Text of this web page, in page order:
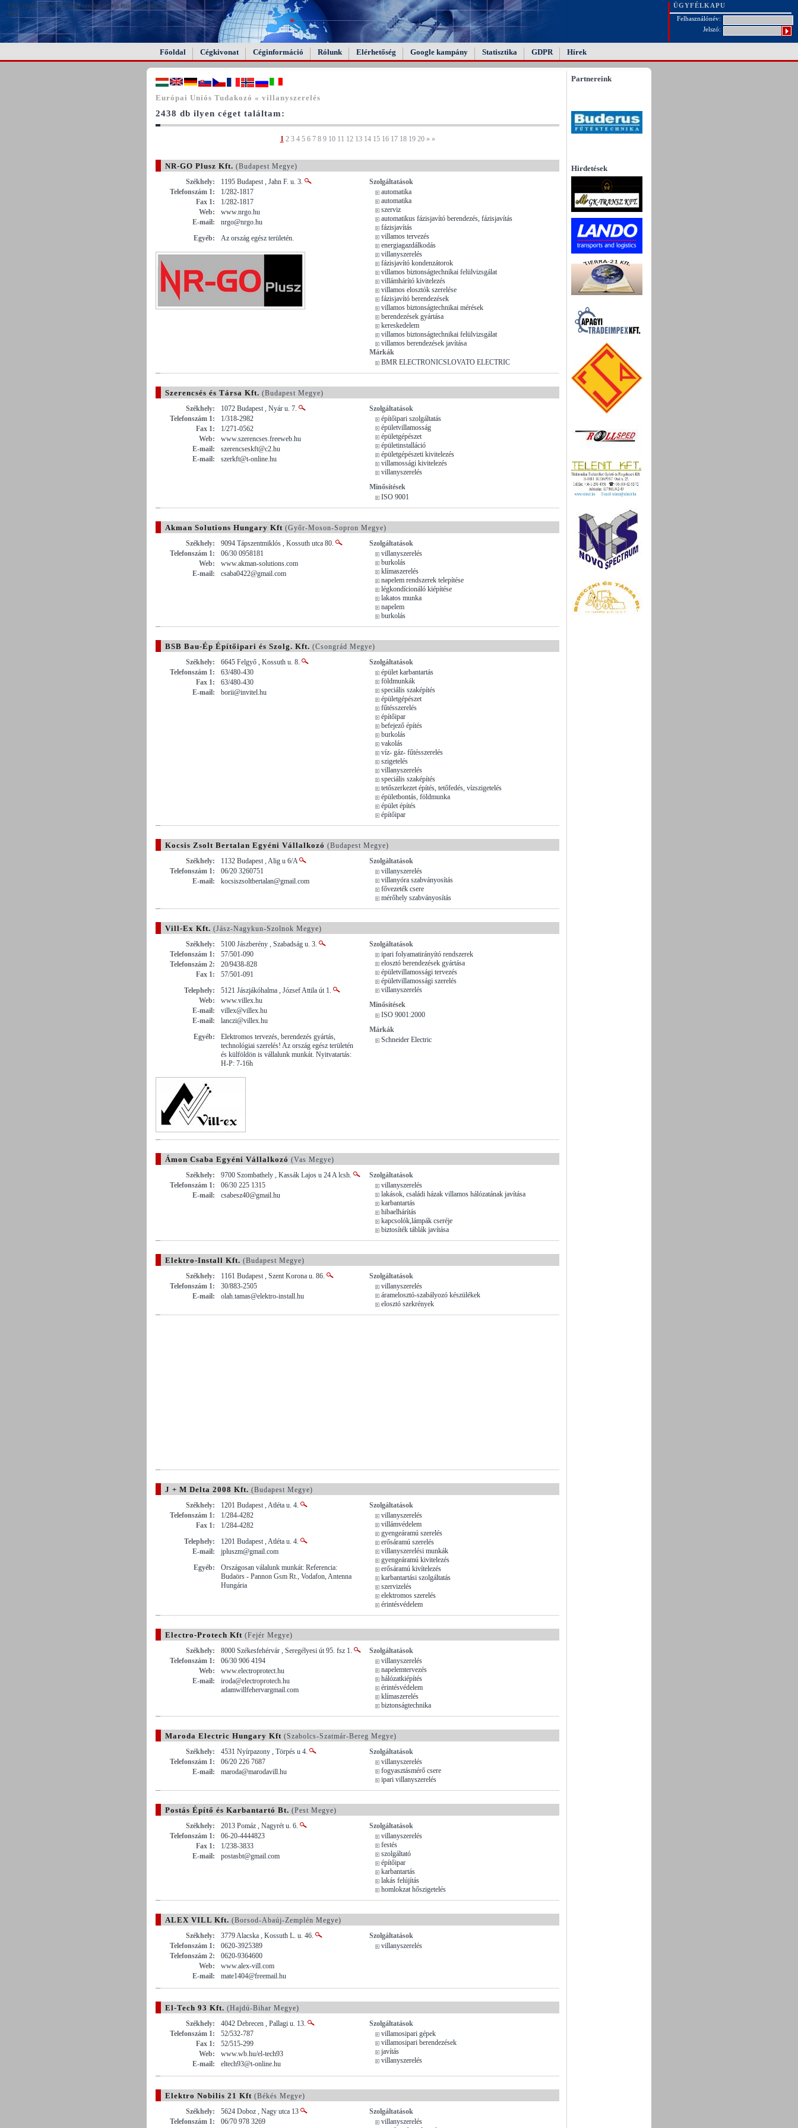
FAIL (the browser should render some flash content, not
this).
ÜGYFÉLKAPU
Felhasználónév:
Jelszó:
Főoldal Cégkivonat Céginformáció Rólunk Elérhetőség Google kampány Statisztika GDPR Hírek
Európai Uniós Tudakozó « villanyszerelés
2438 db ilyen céget találtam:
1 2 3 4 5 6 7 8 9 10 11 12 13 14 15 16 17 18 19 20 » »
NR-GO Plusz Kft. (Budapest Megye)
Székhely:
1195 Budapest , Jahn F. u. 3.
Telefonszám 1:
1/282-1817
Fax 1:
1/282-1817
Web:
www.nrgo.hu
E-mail:
nrgo@nrgo.hu
Egyéb:
Az ország egész területén.
Szolgáltatások
automatika
automatika
szerviz
automatikus fázisjavító berendezés, fázisjavítás
fázisjavítás
villamos tervezés
energiagazdálkodás
villanyszerelés
fázisjavító kondenzátorok
villamos biztonságtechnikai felülvizsgálat
villámhárító kivitelezés
villamos elosztók szerelése
fázisjavító berendezések
villamos biztonságtechnikai mérések
berendezések gyártása
kereskedelem
villamos biztonságtechnikai felülvizsgálat
villamos berendezések javítása
Márkák
BMR ELECTRONICSLOVATO ELECTRIC
Szerencsés és Társa Kft. (Budapest Megye)
Székhely:
1072 Budapest , Nyár u. 7.
Telefonszám 1:
1/318-2982
Fax 1:
1/271-0562
Web:
www.szerencses.freeweb.hu
E-mail:
szerencseskft@c2.hu
E-mail:
szerkft@t-online.hu
Szolgáltatások
építőipari szolgáltatás
épületvillamosság
épületgépészet
épületinstalláció
épületgépészeti kivitelezés
villamossági kivitelezés
villanyszerelés
Minősítések
ISO 9001
Akman Solutions Hungary Kft (Győr-Moson-Sopron Megye)
Székhely:
9094 Tápszentmiklós , Kossuth utca 80.
Telefonszám 1:
06/30 0958181
Web:
www.akman-solutions.com
E-mail:
csaba0422@gmail.com
Szolgáltatások
villanyszerelés
burkolás
klímaszerelés
napelem rendszerek telepítése
légkondícionáló kiépítése
lakatos munka
napelem
burkolás
BSB Bau-Ép Építőipari és Szolg. Kft. (Csongrád Megye)
Székhely:
6645 Felgyő , Kossuth u. 8.
Telefonszám 1:
63/480-430
Fax 1:
63/480-430
E-mail:
borii@invitel.hu
Szolgáltatások
épület karbantartás
földmunkák
speciális szaképítés
épületgépészet
fűtésszerelés
építőipar
befejező építés
burkolás
vakolás
víz- gáz- fűtésszerelés
szigetelés
villanyszerelés
speciális szaképítés
tetőszerkezet építés, tetőfedés, vízszigetelés
épületbontás, földmunka
épület építés
építőipar
Kocsis Zsolt Bertalan Egyéni Vállalkozó (Budapest Megye)
Székhely:
1132 Budapest , Alig u 6/A
Telefonszám 1:
06/20 3260751
E-mail:
kocsiszsoltbertalan@gmail.com
Szolgáltatások
villanyszerelés
villanyóra szabványosítás
fővezeték csere
mérőhely szabványosítás
Vill-Ex Kft. (Jász-Nagykun-Szolnok Megye)
Székhely:
5100 Jászberény , Szabadság u. 3.
Telefonszám 1:
57/501-090
Telefonszám 2:
20/9438-828
Fax 1:
57/501-091
Telephely:
5121 Jászjákóhalma , József Attila út 1.
Web:
www.villex.hu
E-mail:
villex@villex.hu
E-mail:
lanczi@villex.hu
Egyéb:
Elektromos tervezés, berendezés gyártás,
technológiai szerelés! Az ország egész területén
és külföldön is vállalunk munkát. Nyitvatartás:
H-P: 7-16h
Szolgáltatások
ipari folyamatirányító rendszerek
elosztó berendezések gyártása
épületvillamossági tervezés
épületvillamossági szerelés
villanyszerelés
Minősítések
ISO 9001:2000
Márkák
Schneider Electric
Ámon Csaba Egyéni Vállalkozó (Vas Megye)
Székhely:
9700 Szombathely , Kassák Lajos u 24 A lcsh.
Telefonszám 1:
06/30 225 1315
E-mail:
csabesz40@gmail.hu
Szolgáltatások
villanyszerelés
lakások, családi házak villamos hálózatának javítása
karbantartás
hibaelhárítás
kapcsolók,lámpák cseréje
biztosíték táblák javítása
Elektro-Install Kft. (Budapest Megye)
Székhely:
1161 Budapest , Szent Korona u. 86.
Telefonszám 1:
30/883-2505
E-mail:
olah.tamas@elektro-install.hu
Szolgáltatások
villanyszerelés
áramelosztó-szabályozó készülékek
elosztó szekrények
J + M Delta 2008 Kft. (Budapest Megye)
Székhely:
1201 Budapest , Atléta u. 4.
Telefonszám 1:
1/284-4282
Fax 1:
1/284-4282
Telephely:
1201 Budapest , Atléta u. 4.
E-mail:
jpluszm@gmail.com
Egyéb:
Országosan válalunk munkát: Referencia:
Budaörs - Pannon Gsm Rt., Vodafon, Antenna
Hungária
Szolgáltatások
villanyszerelés
villámvédelem
gyengeáramú szerelés
erősáramú szerelés
villanyszerelési munkák
gyengeáramú kivitelezés
erősáramú kivítelezés
karbantartási szolgáltatás
szervizelés
elektromos szerelés
érintésvédelem
Electro-Protech Kft (Fejér Megye)
Székhely:
8000 Székesfehérvár , Seregélyesi út 95. fsz 1.
Telefonszám 1:
06/30 906 4194
Web:
www.electroprotect.hu
E-mail:
iroda@electroprotech.hu
adamwillfehervargmail.com
Szolgáltatások
villanyszerelés
napelemtervezés
hálózatkiépítés
érintésvédelem
klímaszerelés
biztonságtechnika
Maroda Electric Hungary Kft (Szabolcs-Szatmár-Bereg Megye)
Székhely:
4531 Nyírpazony , Törpés u 4.
Telefonszám 1:
06/20 226 7687
E-mail:
maroda@marodavill.hu
Szolgáltatások
villanyszerelés
fogyasztásmérő csere
ipari villanyszerelés
Postás Építő és Karbantartó Bt. (Pest Megye)
Székhely:
2013 Pomáz , Nagyrét u. 6.
Telefonszám 1:
06-20-4444823
Fax 1:
1/238-3833
E-mail:
postasbt@gmail.com
Szolgáltatások
villanyszerelés
festés
szolgáltató
építőipar
karbantartás
lakás felújítás
homlokzat hőszigetelés
ALEX VILL Kft. (Borsod-Abaúj-Zemplén Megye)
Székhely:
3779 Alacska , Kossuth L. u. 46.
Telefonszám 1:
0620-3925389
Telefonszám 2:
0620-9364600
Web:
www.alex-vill.com
E-mail:
mate1404@freemail.hu
Szolgáltatások
villanyszerelés
El-Tech 93 Kft. (Hajdú-Bihar Megye)
Székhely:
4042 Debrecen , Pallagi u. 13.
Telefonszám 1:
52/532-787
Fax 1:
52/515-299
Web:
www.wb.hu/el-tech93
E-mail:
eltech93@t-online.hu
Szolgáltatások
villamosipari gépek
villamosipari berendezések
javítás
villanyszerelés
Elektro Nobilis 21 Kft (Békés Megye)
Székhely:
5624 Doboz , Nagy utca 13
Telefonszám 1:
06/70 978 3269
Szolgáltatások
villanyszerelés
Partnereink
Hirdetések